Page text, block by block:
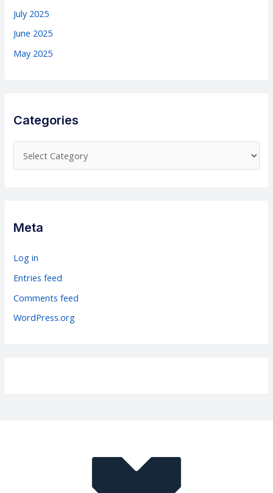
July 2025
June 2025
May 2025
Categories
a
g
r
i
Meta
Log in
Entries feed
Comments feed
WordPress.org